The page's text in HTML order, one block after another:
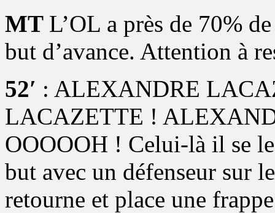
MT L’OL a près de 70%
but d’avance. Attention à
52′ : ALEXANDRE
LACAZETTE !
OOOOOH ! Celui-là il se
but avec un défenseur sur
retourne et place une